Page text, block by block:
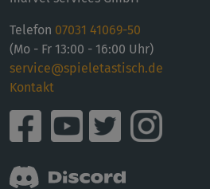
Telefon 07031 41069-50
(Mo - Fr 13:00 - 16:00 Uhr)
service@spieletastisch.de
Kontakt